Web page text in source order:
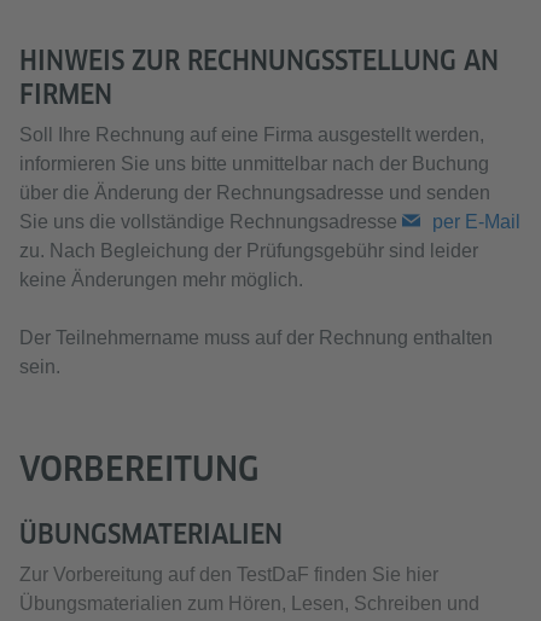
HINWEIS ZUR RECHNUNGSSTELLUNG AN
FIRMEN
Soll Ihre Rechnung auf eine Firma ausgestellt werden,
informieren Sie uns bitte unmittelbar nach der Buchung
über die Änderung der Rechnungsadresse und senden
Sie uns die vollständige Rechnungsadresse
per E-Mail
zu. Nach Begleichung der Prüfungsgebühr sind leider
keine Änderungen mehr möglich.
Der Teilnehmername muss auf der Rechnung enthalten
sein.
VORBEREITUNG
ÜBUNGSMATERIALIEN
Zur Vorbereitung auf den TestDaF finden Sie hier
Übungsmaterialien zum Hören, Lesen, Schreiben und